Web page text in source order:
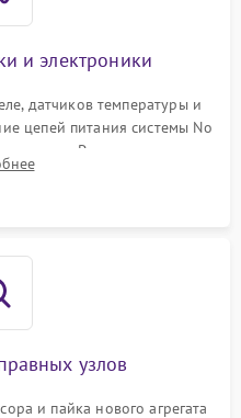
и электроники
датчиков температуры и
цепей питания системы No
Ремонт или замена
сбоях алгоритмов.
узлов
и пайка нового агрегата